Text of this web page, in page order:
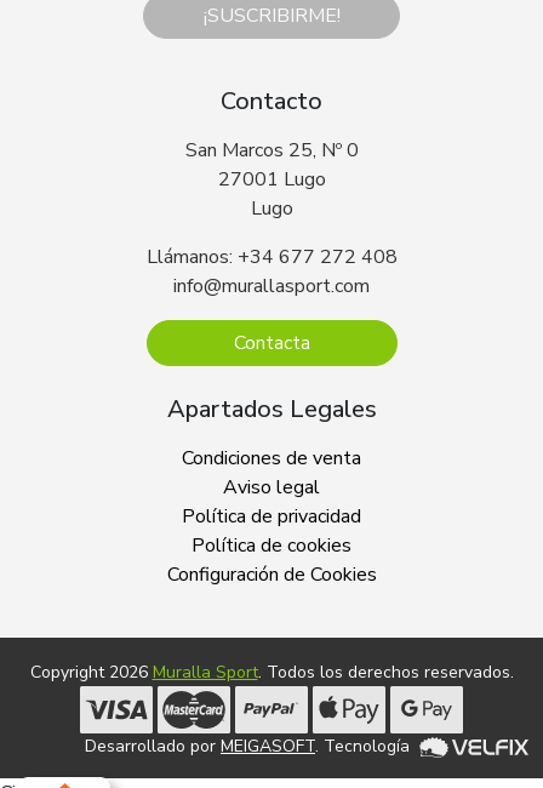
¡SUSCRIBIRME!
Contacto
San Marcos 25, Nº 0
27001 Lugo
Lugo
Llámanos: +34 677 272 408
info@murallasport.com
Contacta
Apartados Legales
Condiciones de venta
Aviso legal
Política de privacidad
Política de cookies
Configuración de Cookies
Copyright 2026 Muralla Sport. Todos los derechos reservados.
Desarrollado por MEIGASOFT. Tecnología